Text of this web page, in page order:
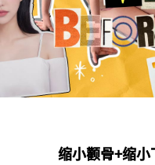
缩小颧骨+缩